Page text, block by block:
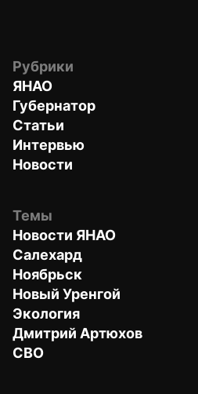
Рубрики
ЯНАО
Губернатор
Статьи
Интервью
Новости
Темы
Новости ЯНАО
Салехард
Ноябрьск
Новый Уренгой
Экология
Дмитрий Артюхов
СВО